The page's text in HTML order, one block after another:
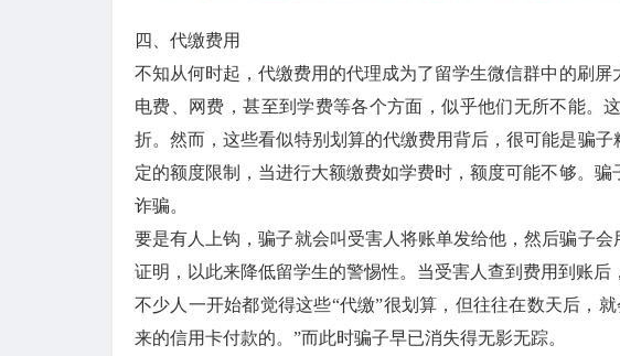
四、代缴费用
不知从何时起，代缴费用的代理成为了留学生微信群中的刷屏
电费、网费，甚至到学费等各个方面，似乎他们无所不能。
折。然而，这些看似特别划算的代缴费用背后，很可能是骗
定的额度限制，当进行大额缴费如学费时，额度可能不够。
诈骗。
要是有人上钩，骗子就会叫受害人将账单发给他，然后骗子
证明，以此来降低留学生的警惕性。当受害人查到费用到账后
不少人一开始都觉得这些“代缴”很划算，但往往在数天后，
来的信用卡付款的。”而此时骗子早已消失得无影无踪。